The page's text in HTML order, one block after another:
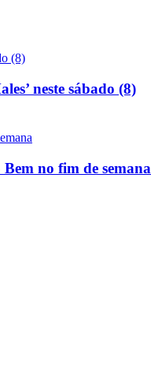
neste sábado (8)
no fim de semana